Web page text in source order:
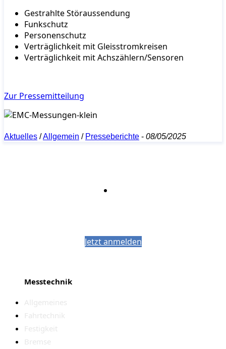
Gestrahlte Störaussendung
Funkschutz
Personenschutz
Verträglichkeit mit Gleisstromkreisen
Verträglichkeit mit Achszählern/Sensoren
Zur Pressemitteilung
Aktuelles /Allgemein / Presseberichte - 08/05/2025
Jetzt anmelden
Messtechnik
Allgemeines
Fahrtechnik
Festigkeit
Bremse